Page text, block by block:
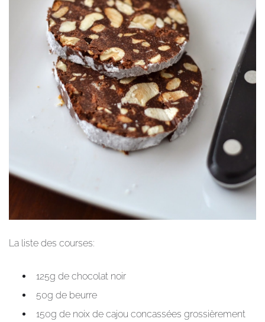
La liste des courses:
125g de chocolat noir
50g de beurre
150g de noix de cajou concassées grossièrement